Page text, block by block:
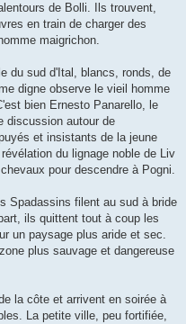
de Bolli. Ils trouvent,
en train de charger des
maigrichon.
du sud d'Ital, blancs, ronds, de
digne observe le vieil homme
bien Ernesto Panarello, le
discussion autour de
et insistants de la jeune
du lignage noble de Liv
pour descendre à Pogni.
Spadassins filent au sud à bride
ils quittent tout à coup les
un paysage plus aride et sec.
plus sauvage et dangereuse
la côte et arrivent en soirée à
La petite ville, peu fortifiée,